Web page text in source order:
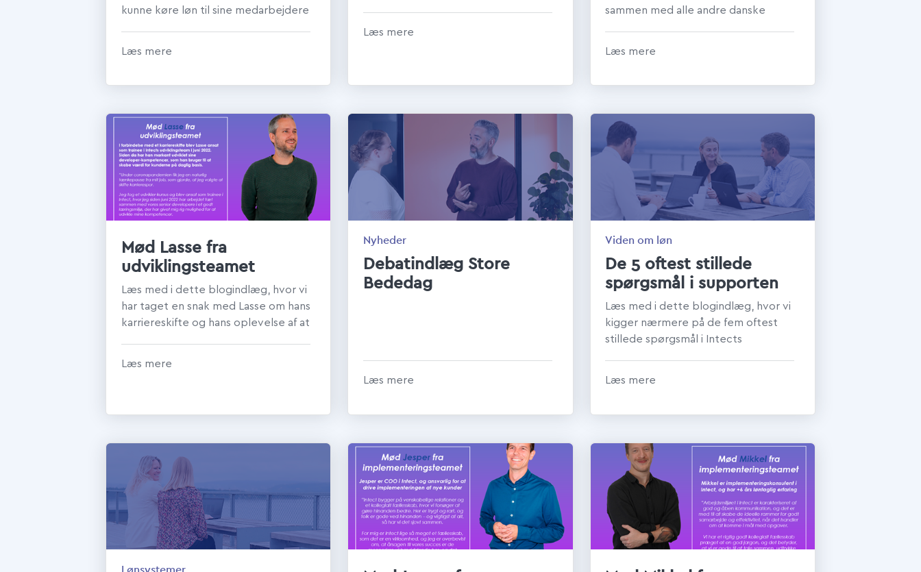
kunne køre løn til sine medarbejdere
Læs mere
Læs mere
sammen med alle andre danske
Læs mere
Mød Lasse fra
udviklingsteamet
Læs med i dette blogindlæg, hvor vi
har taget en snak med Lasse om hans
karriereskifte og hans oplevelse af at
Læs mere
Nyheder
Debatindlæg Store
Bededag
Læs mere
Viden om løn
De 5 oftest stillede
spørgsmål i supporten
Læs med i dette blogindlæg, hvor vi
kigger nærmere på de fem oftest
stillede spørgsmål i Intects
Læs mere